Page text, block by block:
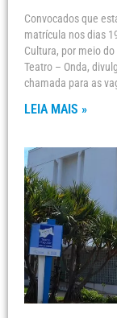
Convocados que
matrícula nos dias
Cultura, por meio
Teatro – Onda,
chamada para as
LEIA MAIS »